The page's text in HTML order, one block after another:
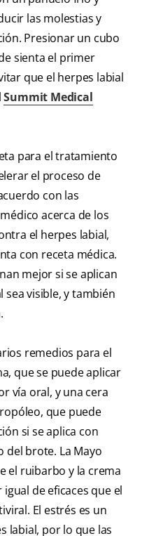
las molestias y
Presionar un cubo
sienta el primer
que el herpes labial
Summit Medical
para el tratamiento
el proceso de
con las
acerca de los
el herpes labial,
con receta médica.
mejor si se aplican
sea visible, y también
remedios para el
que se puede aplicar
vía oral, y una cera
que puede
si se aplica con
del brote. La Mayo
el ruibarbo y la crema
de eficaces que el
El estrés es un
labial, por lo que las